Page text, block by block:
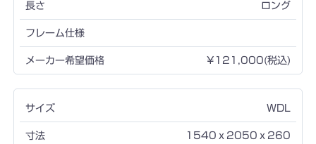
ロング
¥121,000(税込)
WDL
1540ｘ2050ｘ260